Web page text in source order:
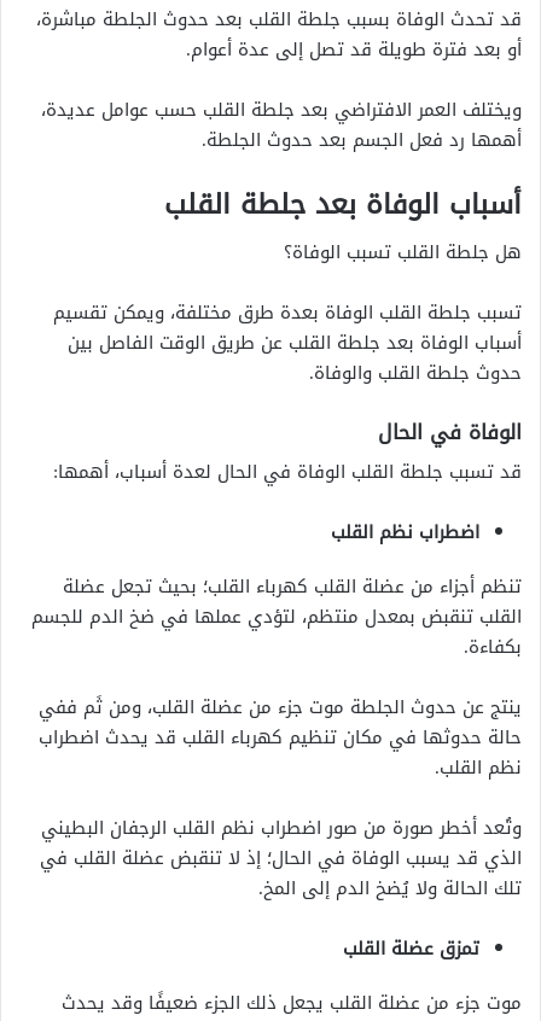
قد تحدث الوفاة بسبب جلطة القلب بعد حدوث الجلطة مباشرة،
أو بعد فترة طويلة قد تصل إلى عدة أعوام.
ويختلف العمر الافتراضي بعد جلطة القلب حسب عوامل عديدة،
أهمها رد فعل الجسم بعد حدوث الجلطة.
أسباب الوفاة بعد جلطة القلب
هل جلطة القلب تسبب الوفاة؟
تسبب جلطة القلب الوفاة بعدة طرق مختلفة، ويمكن تقسيم
أسباب الوفاة بعد جلطة القلب عن طريق الوقت الفاصل بين
حدوث جلطة القلب والوفاة.
الوفاة في الحال
قد تسبب جلطة القلب الوفاة في الحال لعدة أسباب، أهمها:
اضطراب نظم القلب
تنظم أجزاء من عضلة القلب كهرباء القلب؛ بحيث تجعل عضلة
القلب تنقبض بمعدل منتظم، لتؤدي عملها في ضخ الدم للجسم
بكفاءة.
ينتج عن حدوث الجلطة موت جزء من عضلة القلب، ومن ثَم ففي
حالة حدوثها في مكان تنظيم كهرباء القلب قد يحدث اضطراب
نظم القلب.
وتُعد أخطر صورة من صور اضطراب نظم القلب الرجفان البطيني
الذي قد يسبب الوفاة في الحال؛ إذ لا تنقبض عضلة القلب في
تلك الحالة ولا يُضخ الدم إلى المخ.
تمزق عضلة القلب
موت جزء من عضلة القلب يجعل ذلك الجزء ضعيفًا وقد يحدث